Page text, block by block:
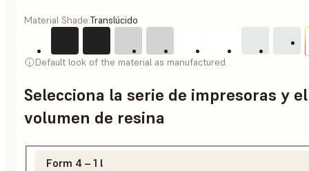
Material Shade:Translúcido
Default look of the material as manufactured.
Selecciona la serie de impresoras y el
volumen de resina
Form 4 – 1 l